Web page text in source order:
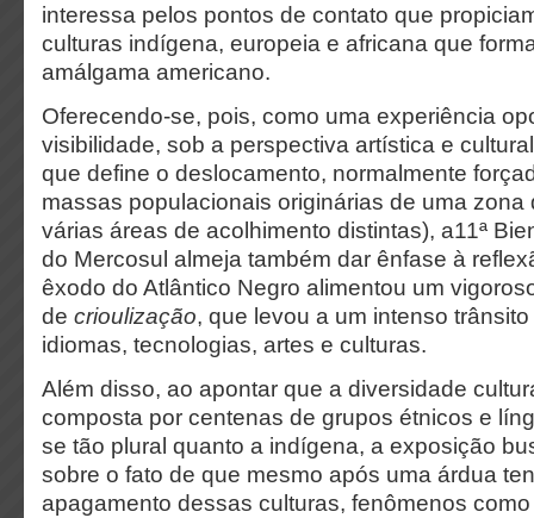
interessa pelos pontos de contato que
culturas indígena, europeia e africana que
amálgama americano.
Oferecendo-se, pois, como uma experiência
visibilidade, sob a perspectiva artística e
que define o deslocamento, normalmente
massas populacionais originárias de uma zona
várias áreas de acolhimento distintas), a11ª
do Mercosul almeja também dar ênfase à
êxodo do Atlântico Negro alimentou um
de crioulização, que levou a um intenso
idiomas, tecnologias, artes e culturas.
Além disso, ao apontar que a diversidade
composta por centenas de grupos étnicos e
se tão plural quanto a indígena, a exposição
sobre o fato de que mesmo após uma árdua
apagamento dessas culturas, fenômenos